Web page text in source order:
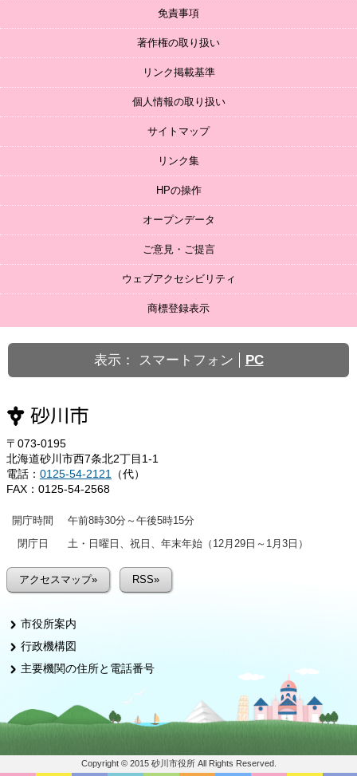
免責事項
著作権の取り扱い
リンク掲載基準
個人情報の取り扱い
サイトマップ
リンク集
HPの操作
オープンデータ
ご意見・ご提言
ウェブアクセシビリティ
商標登録表示
表示： スマートフォン PC
〒073-0195
北海道砂川市西7条北2丁目1-1
電話： 0125-54-2121
（代）
FAX：0125-54-2568
開庁時間
午前8時30分～午後5時15分
閉庁日
土・日曜日、祝日、年末年始（12月29日～1月3日）
アクセスマップ» RSS»
市役所案内
行政機構図
主要機関の住所と電話番号
Copyright © 2015 砂川市役所 All Rights Reserved.